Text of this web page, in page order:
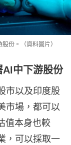
份。（資料圖片）
中下游股份
市以及印度股
市場，都可以
值本身也較
，可以採取一